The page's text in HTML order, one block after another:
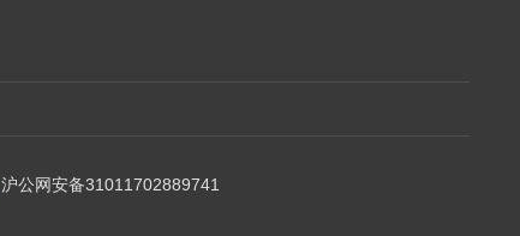
沪公网安备31011702889741